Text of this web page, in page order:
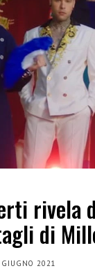
rivela
di
2021